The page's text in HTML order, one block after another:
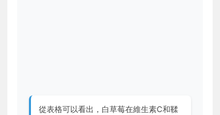
從表格可以看出，白草莓在維生素C和鞣